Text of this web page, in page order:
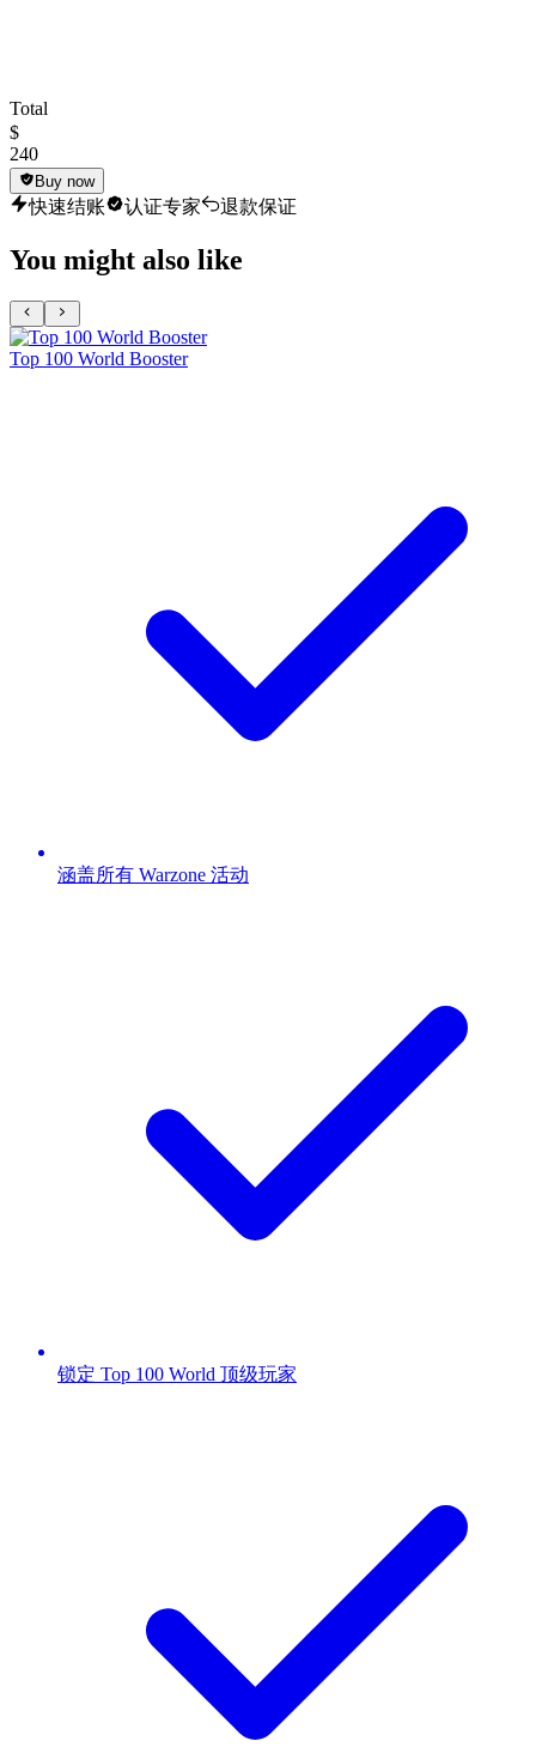
Total
$
240
Buy now
快速结账 认证专家 退款保证
You might also like
Top 100 World Booster
涵盖所有 Warzone 活动
锁定 Top 100 World 顶级玩家